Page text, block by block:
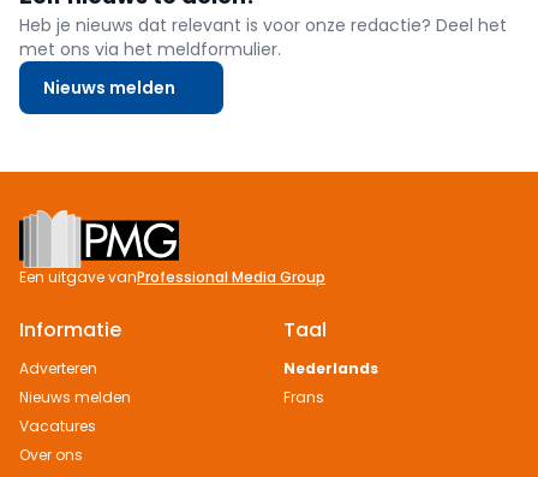
Heb je nieuws dat relevant is voor onze redactie? Deel het
met ons via het meldformulier.
Nieuws melden
Footer
Een uitgave vanProfessional Media Group
Informatie
Adverteren
Nieuws melden
Vacatures
Over ons
Taal
Nederlands
Frans